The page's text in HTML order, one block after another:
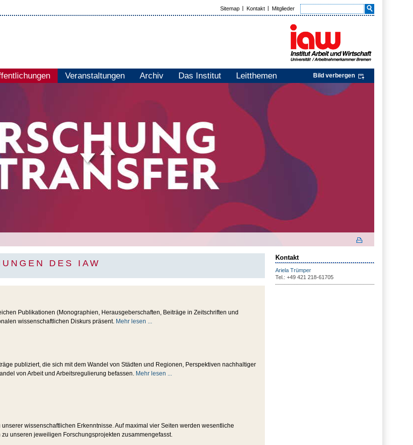
Sitemap Kontakt Mitglieder
Veranstaltungen Archiv Das Institut Leitthemen Bild verbergen
DES IAW
Publikationen (Monographien, Herausgeberschaften, Beiträge in Zeitschriften und
wissenschaftlichen Diskurs präsent. Mehr lesen ...
publiziert, die sich mit dem Wandel von Städten und Regionen, Perspektiven nachhaltiger
von Arbeit und Arbeitsregulierung befassen. Mehr lesen ...
wissenschaftlichen Erkenntnisse. Auf maximal vier Seiten werden wesentliche
unseren jeweiligen Forschungsprojekten zusammengefasst.
Kontakt
Ariela Trümper
Tel.: +49 421 218-61705